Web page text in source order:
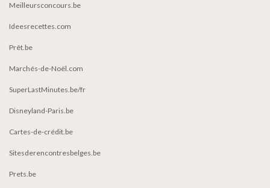
Meilleursconcours.be
Ideesrecettes.com
Prêt.be
Marchés-de-Noël.com
SuperLastMinutes.be/fr
Disneyland-Paris.be
Cartes-de-crédit.be
Sitesderencontresbelges.be
Prets.be